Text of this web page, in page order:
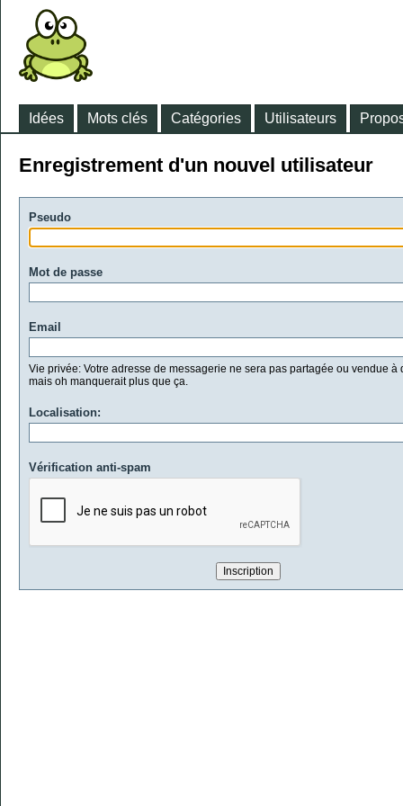
Idées Mots clés Catégories Utilisateurs
Enregistrement d'un nouvel utilisateur
Pseudo
Mot de passe
Email
Vie privée: Votre adresse de messagerie ne sera pas partagée ou vendue à
mais oh manquerait plus que ça.
Localisation:
Vérification anti-spam